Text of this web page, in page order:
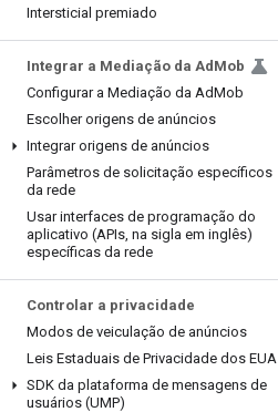
Intersticial premiado
Integrar a Mediação da Ad Mob
Configurar a Mediação da AdMob
Escolher origens de anúncios
Integrar origens de anúncios
Parâmetros de solicitação específicos
da rede
Usar interfaces de programação do
aplicativo (APIs, na sigla em inglês)
específicas da rede
Controlar a privacidade
Modos de veiculação de anúncios
Leis Estaduais de Privacidade dos EUA
SDK da plataforma de mensagens de
usuários (UMP)